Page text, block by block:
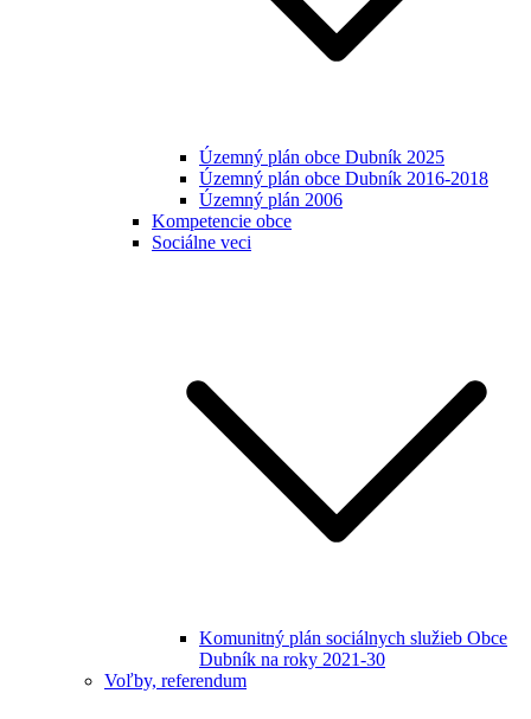
Územný plán obce Dubník 2025
Územný plán obce Dubník 2016-2018
Územný plán 2006
Kompetencie obce
Sociálne veci
Komunitný plán sociálnych služieb Obce
Dubník na roky 2021-30
Voľby, referendum